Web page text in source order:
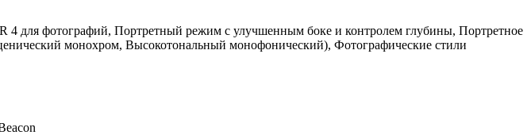
для фотографий, Портретный режим с улучшенным боке и контролем глубины, Портретное
монохром, Высокотональный монофонический), Фотографические стили